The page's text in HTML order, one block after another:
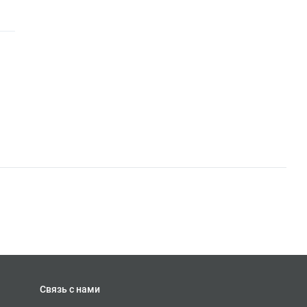
Связь с нами